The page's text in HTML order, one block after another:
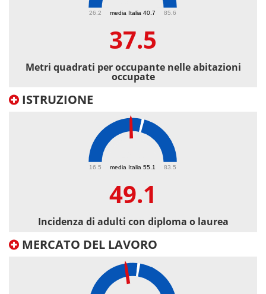
media Italia 40.7
26.2 85.6
37.5
Metri quadrati per occupante nelle abitazioni
occupate
ISTRUZIONE
media Italia 55.1
16.5 83.5
49.1
Incidenza di adulti con diploma o laurea
MERCATO DEL LAVORO